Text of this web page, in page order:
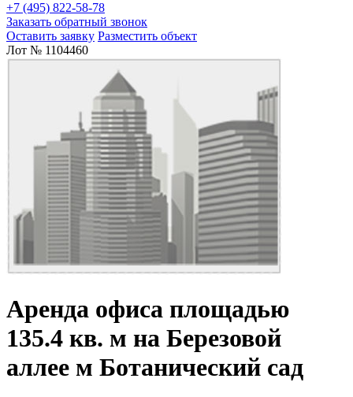
+7 (495) 822-58-78
Заказать обратный звонок
Оставить заявку Разместить объект
Лот № 1104460
Аренда офиса площадью
135.4 кв. м на Березовой
аллее м Ботанический сад